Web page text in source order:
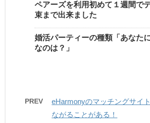
ペアーズを利用初めて１週間で
束まで出来ました
婚活パーティーの種類「あなた
なのは？」
PREV
eHarmonyのマッチングサイ
ながることがある！